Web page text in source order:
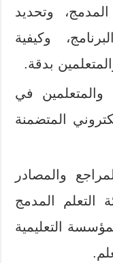
وتحديد
وكيفية
بدقة.
والمتعلمين في
المتضمنة
والمصادر
التعلم المدمج
التعليمية